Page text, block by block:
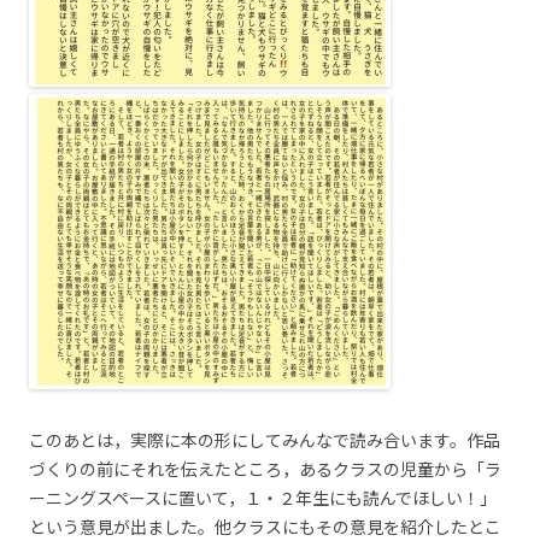
このあとは，実際に本の形にしてみんなで読み合います。作品
づくりの前にそれを伝えたところ，あるクラスの児童から「ラ
ーニングスペースに置いて，１・２年生にも読んでほしい！」
という意見が出ました。他クラスにもその意見を紹介したとこ